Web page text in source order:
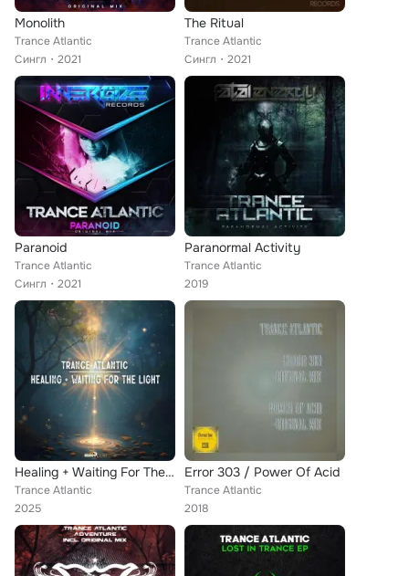
Monolith
Trance Atlantic
Сингл
2021
The Ritual
Trance Atlantic
Сингл
2021
Paranoid
Trance Atlantic
Сингл
2021
Paranormal Activity
Trance Atlantic
2019
Healing + Waiting For The Light
Trance Atlantic
2025
Error 303 / Power Of Acid
Trance Atlantic
2018